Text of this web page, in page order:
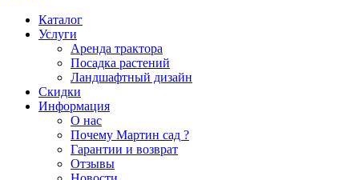
Каталог
Услуги
Аренда трактора
Посадка растений
Ландшафтный дизайн
Скидки
Информация
О нас
Почему Мартин сад ?
Гарантии и возврат
Отзывы